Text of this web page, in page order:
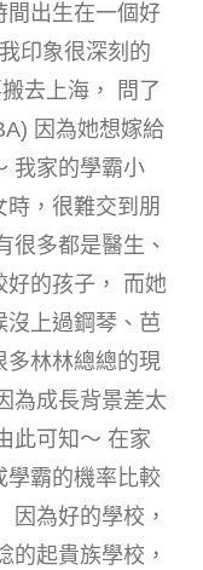
間出生在一個好
印象很深刻的
去上海， 問了
因為她想嫁給
我家的學霸小
，很難交到朋
很多都是醫生、
好的孩子， 而她
沒上過鋼琴、芭
林林總總的現
為成長背景差太
此可知～ 在家
學霸的機率比較
因為好的學校，
的起貴族學校，